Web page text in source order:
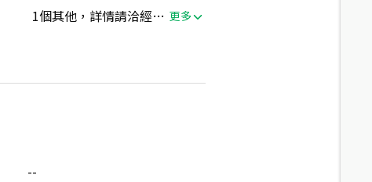
1個其他，詳情請洽經紀人員 更多
--